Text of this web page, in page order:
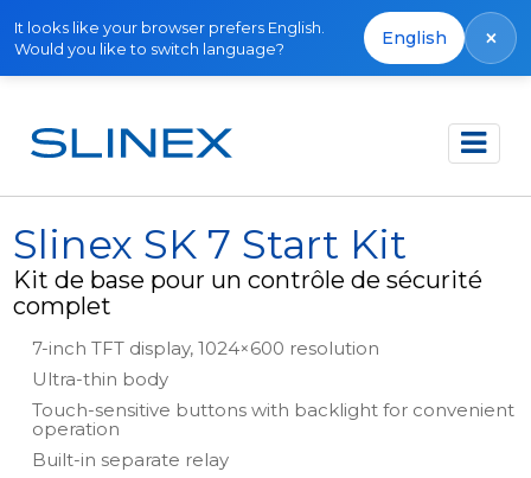
It looks like your browser prefers English.
Would you like to switch language?
English ×
Accueil Produits Kits Slinex SK 7 Start Kit
Slinex SK 7 Start Kit
Kit de base pour un contrôle de sécurité
complet
7-inch TFT display, 1024×600 resolution
Ultra-thin body
Touch-sensitive buttons with backlight for convenient
operation
Built-in separate relay